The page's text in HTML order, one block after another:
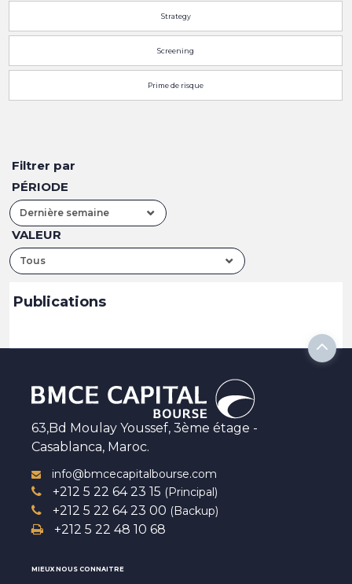
Strategy
Screening
Prime de risque
Filtrer par
PÉRIODE
Dernière semaine
VALEUR
Tous
Publications
63,Bd Moulay Youssef, 3ème étage -
Casablanca, Maroc.
info@bmcecapitalbourse.com
+212 5 22 64 23 15 (Principal)
+212 5 22 64 23 00 (Backup)
+212 5 22 48 10 68
MIEUX NOUS CONNAITRE